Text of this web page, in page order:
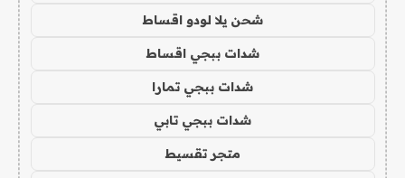
شحن يلا لودو اقساط
شدات ببجي اقساط
شدات ببجي تمارا
شدات ببجي تابي
متجر تقسيط